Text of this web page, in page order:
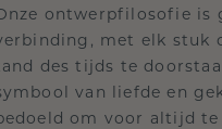
ontwerpfilosofie is
met elk stuk
des tijds te
van liefde en
om voor altijd